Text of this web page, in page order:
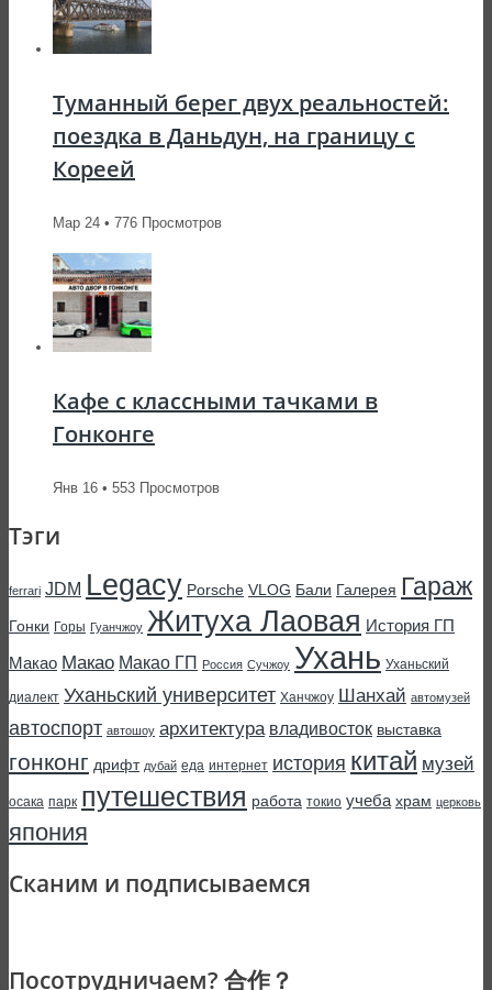
Туманный берег двух реальностей:
поездка в Даньдун, на границу с
Кореей
Мар 24 • 776 Просмотров
Кафе с классными тачками в
Гонконге
Янв 16 • 553 Просмотров
Тэги
ferrari JDM Legacy Porsche VLOG Бали Галерея Гараж
Гонки Горы Гуанчжоу Житуха Лаовая История ГП
Макао Макао Макао ГП Россия Сучжоу Ухань Уханьский
диалект Уханьский университет Ханчжоу Шанхай автомузей
автоспорт автошоу архитектура владивосток выставка
гонконг дрифт дубай еда интернет история китай музей
осака парк путешествия работа токио учеба храм церковь
япония
Сканим и подписываемся
Посотрудничаем? 合作？